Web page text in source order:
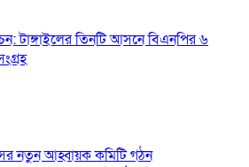
টাঙ্গাইলের তিনটি আসনে বিএনপির ৬